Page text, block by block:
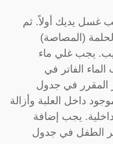
غسل يديك أولاً. ثم
(المصاصة)
يجب غلي ماء
صب الماء الفاتر في
المقرر في جدول
داخل العلبة وأزالة
يجب إضافة
الطفل في جدول